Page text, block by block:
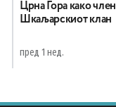
Црна Гора како
Шкаљарскиот клан
пред 1 нед.